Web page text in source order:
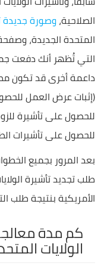
الصلاحية،وصورة
التي تُظهر أنك دفعت
داعمة أخرى قد تكون
(إثبات عرض العمل
للحصول على تأشيرة
للحصول على تأشيرات
بعد المرور بجميع
طلب تجديد تأشيرة
الأمريكية بنتيجة طلب
كم مدة
الولايات